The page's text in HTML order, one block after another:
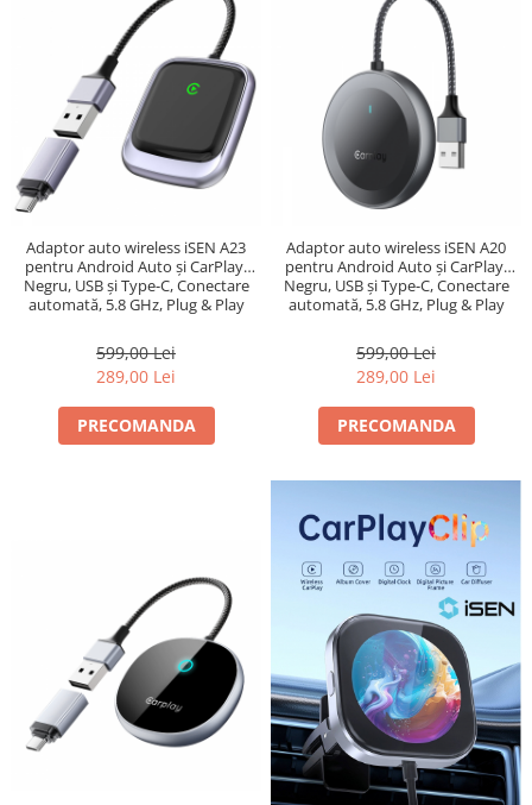
Adaptor auto wireless iSEN A23
pentru Android Auto și CarPlay,
Negru, USB și Type-C, Conectare
automată, 5.8 GHz, Plug & Play
599,00 Lei
289,00 Lei
PRECOMANDA
Adaptor auto wireless iSEN A20
pentru Android Auto și CarPlay,
Negru, USB și Type-C, Conectare
automată, 5.8 GHz, Plug & Play
599,00 Lei
289,00 Lei
PRECOMANDA